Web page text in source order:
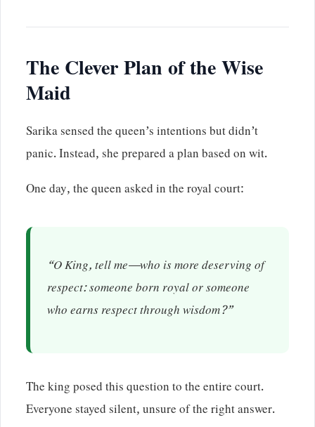
The Clever Plan of the Wise
Maid
Sarika sensed the queen’s intentions but didn’t
panic. Instead, she prepared a plan based on wit.
One day, the queen asked in the royal court:
“O King, tell me—who is more deserving of
respect: someone born royal or someone
who earns respect through wisdom?”
The king posed this question to the entire court.
Everyone stayed silent, unsure of the right answer.